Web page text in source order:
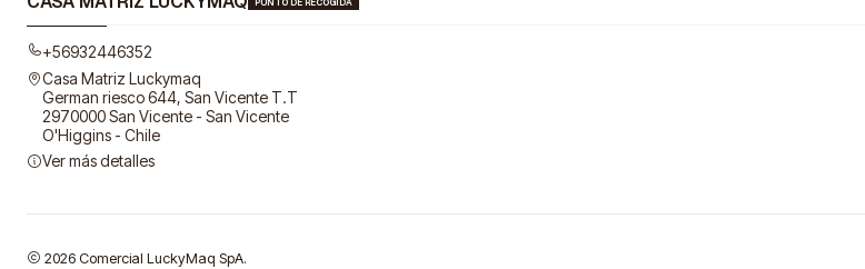
PUNTO DE RECOGIDA
+56932446352
Casa Matriz Luckymaq
German riesco 644, San Vicente T.T
2970000 San Vicente - San Vicente
O'Higgins - Chile
Ver más detalles
2026 Comercial LuckyMaq SpA.